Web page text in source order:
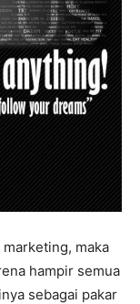
maka
hampir semua
sebagai pakar